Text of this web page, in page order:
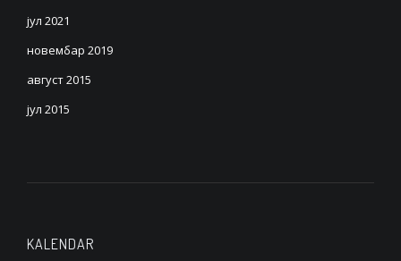
јул 2021
новембар 2019
август 2015
јул 2015
KALENDAR